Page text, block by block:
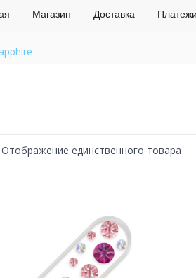
Магазин Доставка Платежи
Отображение единственного товара